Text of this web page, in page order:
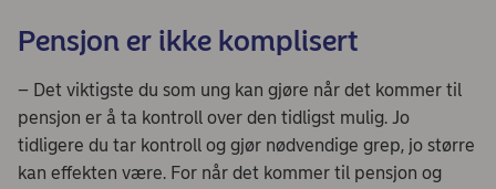
Pensjon er ikke komplisert
– Det viktigste du som ung kan gjøre når det kommer til
pensjon er å ta kontroll over den tidligst mulig. Jo
tidligere du tar kontroll og gjør nødvendige grep, jo større
kan effekten være. For når det kommer til pensjon og